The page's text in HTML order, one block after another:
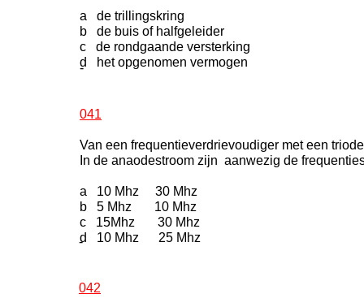
a de trillingskring
b de buis of halfgeleider
c de rondgaande versterking
d het opgenomen vermogen
-
041
Van een frequentieverdrievoudiger met een
In de anaodestroom zijn aanwezig de
a 10 Mhz 30 Mhz
b 5 Mhz 10 Mhz
c 15Mhz 30 Mhz
d 10 Mhz 25 Mhz
-
042